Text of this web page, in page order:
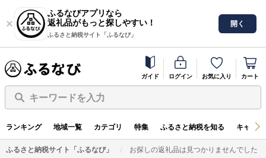
ふるなびアプリなら
返礼品がもっと探しやすい！
ふるさと納税サイト「ふるなび」
開く
ガイド ログイン お気に入り カート
キーワードを入力
ランキング 地域一覧 カテゴリ 特集 ふるさと納税を知る キャン
ふるさと納税サイト「ふるなび」 お探しの返礼品は見つかりませんでした